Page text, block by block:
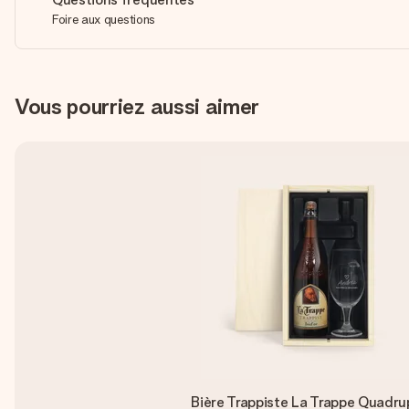
Foire aux questions
Vous pourriez aussi aimer
Bière Trappiste La Trappe